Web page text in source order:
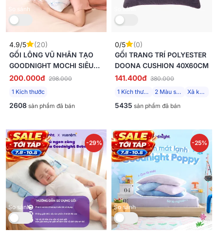
So sánh
4.9/5
(20)
GỐI LÔNG VŨ NHÂN TẠO
GOODNIGHT MOCHI SIÊU
ÊM CHUẨN KHÁCH SẠN 5
SAO
200.000đ 298.000
1 Kích thước
2608 sản phẩm đã bán
So sánh
0/5
(0)
GỐI TRANG TRÍ POLYESTER
DOONA CUSHION 40X60CM
141.400đ 380.000
1 Kích thước
2 Màu sắc Xả kho
5435 sản phẩm đã bán
So sánh
-29%
So sánh
-25%